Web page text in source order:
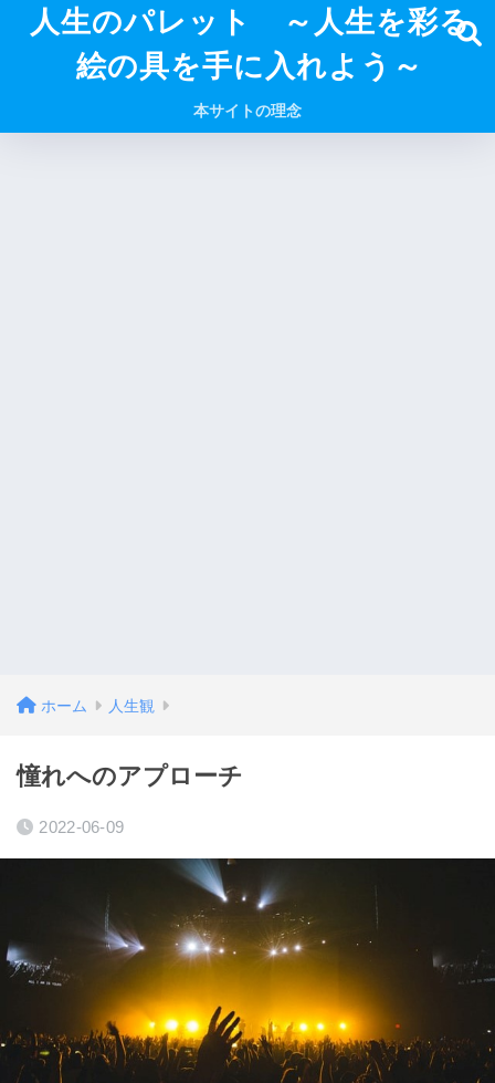
人生のパレット ～人生を彩る
絵の具を手に入れよう～
本サイトの理念
ホーム 人生観
憧れへのアプローチ
2022-06-09